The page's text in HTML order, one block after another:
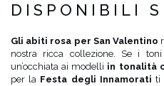
DISPONIBILI
Gli abiti rosa per San Valentino
nostra ricca collezione. Se i
un’occhiata ai modelli in tonalità
per la Festa degli Innamorati ti